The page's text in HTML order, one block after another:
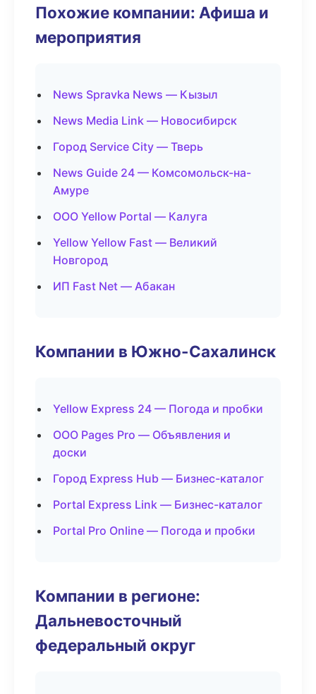
Похожие компании: Афиша и
мероприятия
News Spravka News — Кызыл
News Media Link — Новосибирск
Город Service City — Тверь
News Guide 24 — Комсомольск-на-
Амуре
ООО Yellow Portal — Калуга
Yellow Yellow Fast — Великий
Новгород
ИП Fast Net — Абакан
Компании в Южно-Сахалинск
Yellow Express 24 — Погода и пробки
ООО Pages Pro — Объявления и
доски
Город Express Hub — Бизнес-каталог
Portal Express Link — Бизнес-каталог
Portal Pro Online — Погода и пробки
Компании в регионе:
Дальневосточный
федеральный округ